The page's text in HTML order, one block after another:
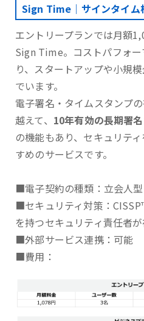
Sign Time｜サインタイム
エントリープランでは月額
Sign Time。コストパフォ
り、スタートアップや小規
でいます。
電子署名・タイムスタンプ
越えて、 10年有効の長期署名
の機能もあり、セキュリテ
すめのサービスです。
■電子契約の種類：立会人型
■セキュリティ対策：
を持つセキュリティ責任者
■外部サービス連携：可能
■費用：